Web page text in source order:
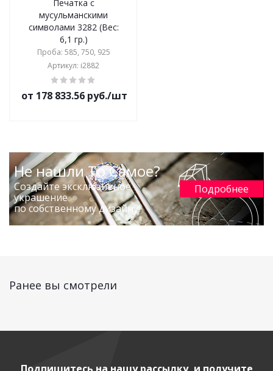
Печатка с
мусульманскими
символами 3282 (Вес:
6,1 гр.)
Проба: 585, 750, 925
Артикул: i2882
от 178 833.56 руб./шт
Не нашли То Самое?
Создайте эксклюзивное
украшение
по собственному дизайну!
Подробнее
Ранее вы смотрели